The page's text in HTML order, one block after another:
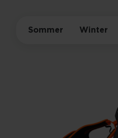
Sommer Winter